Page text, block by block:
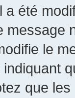
a été
message
le
que